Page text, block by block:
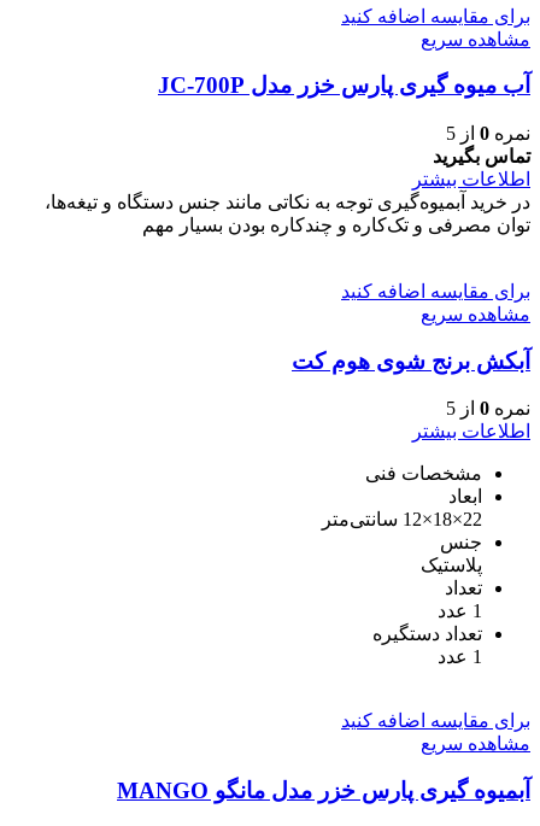
برای مقایسه اضافه کنید
مشاهده سریع
آب میوه گیری پارس خزر مدل JC-700P
نمره 0 از 5
تماس بگیرید
اطلاعات بیشتر
در خرید آبمیوه‌گیری توجه به نکاتی مانند جنس دستگاه و تیغه‌ها،
توان مصرفی و تک‌کاره و چندکاره بودن بسیار مهم
برای مقایسه اضافه کنید
مشاهده سریع
آبکش برنج شوی هوم کت
نمره 0 از 5
اطلاعات بیشتر
مشخصات فنی
ابعاد
22×18×12 سانتی‌متر
جنس
پلاستیک
تعداد
1 عدد
تعداد دستگیره
1 عدد
برای مقایسه اضافه کنید
مشاهده سریع
آبمیوه گیری پارس خزر مدل مانگو MANGO